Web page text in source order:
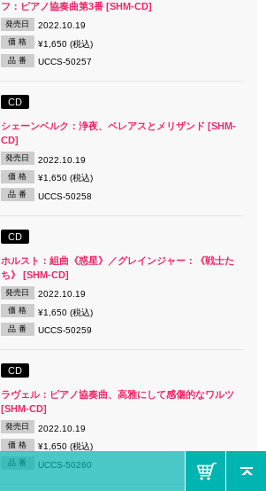
フ：ピアノ協奏曲第3番 [SHM-CD]
発売日 2022.10.19
価 格 ¥1,650 (税込)
品 番 UCCS-50257
CD
シェーンベルク：浄夜、ペレアスとメリザンド [SHM-
CD]
発売日 2022.10.19
価 格 ¥1,650 (税込)
品 番 UCCS-50258
CD
ホルスト：組曲《惑星》／グレインジャー：《戦士た
ち》 [SHM-CD]
発売日 2022.10.19
価 格 ¥1,650 (税込)
品 番 UCCS-50259
CD
ラヴェル：ピアノ協奏曲、高雅にして感傷的なワルツ
[SHM-CD]
発売日 2022.10.19
価 格 ¥1,650 (税込)
品 番 UCCS-50260